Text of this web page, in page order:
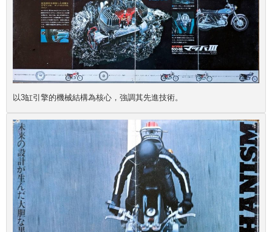
以3缸引擎的機械結構為核心，強調其先進技術。